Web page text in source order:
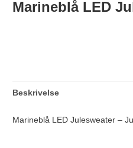
Marineblå LED
Beskrivelse
Marineblå LED Julesweater –